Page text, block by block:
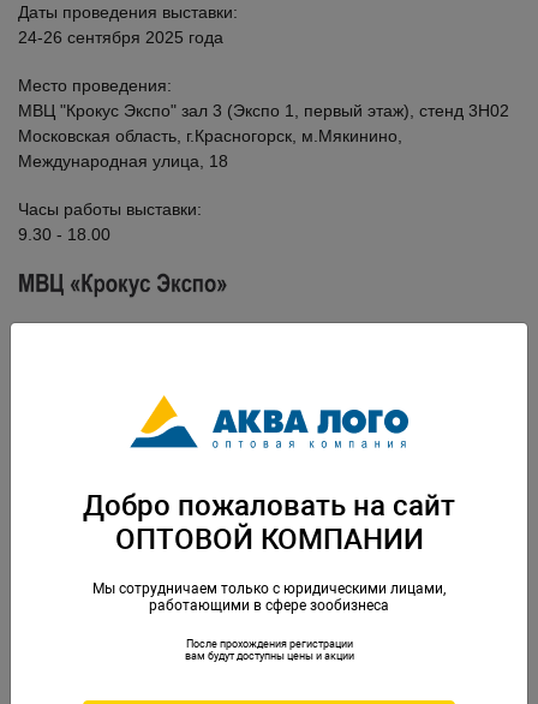
Даты проведения выставки:
24-26 сентября 2025 года
Место проведения:
МВЦ "Крокус Экспо" зал 3 (Экспо 1, первый этаж), стенд 3Н02
Московская область, г.Красногорск, м.Мякинино,
Международная улица, 18
Часы работы выставки:
9.30 - 18.00
Добро пожаловать на сайт
ОПТОВОЙ КОМПАНИИ
Мы сотрудничаем только с юридическими лицами,
работающими в сфере зообизнеса
После прохождения регистрации
вам будут доступны цены и акции